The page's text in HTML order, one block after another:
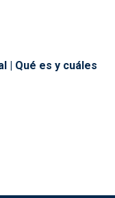
| Qué es y cuáles